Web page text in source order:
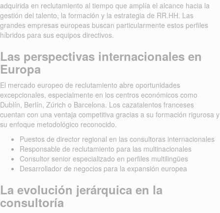
adquirida en reclutamiento al tiempo que amplía el alcance hacia la
gestión del talento, la formación y la estrategia de RR.HH. Las
grandes empresas europeas buscan particularmente estos perfiles
híbridos para sus equipos directivos.
Las perspectivas internacionales en
Europa
El mercado europeo de reclutamiento abre oportunidades
excepcionales, especialmente en los centros económicos como
Dublín, Berlín, Zúrich o Barcelona. Los cazatalentos franceses
cuentan con una ventaja competitiva gracias a su formación rigurosa y
su enfoque metodológico reconocido.
Puestos de director regional en las consultoras internacionales
Responsable de reclutamiento para las multinacionales
Consultor senior especializado en perfiles multilingües
Desarrollador de negocios para la expansión europea
La evolución jerárquica en la
consultoría